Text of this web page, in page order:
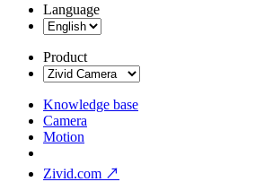
Language
Product
Knowledge base
Camera
Motion
Zivid.com ↗